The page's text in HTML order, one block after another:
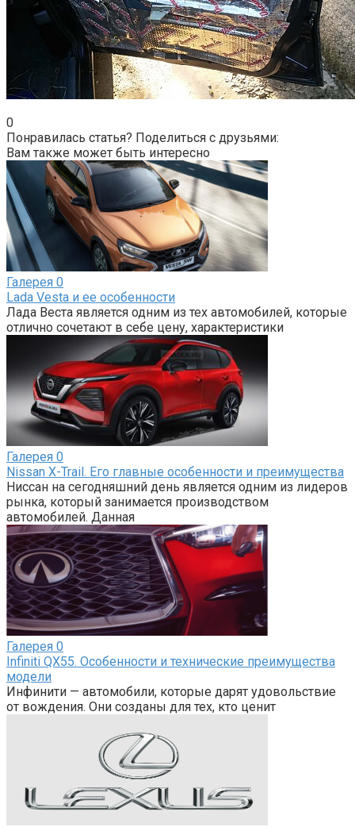
0
Понравилась статья? Поделиться с друзьями:
Вам также может быть интересно
Галерея 0
Lada Vesta и ее особенности
Лада Веста является одним из тех автомобилей, которые
отлично сочетают в себе цену, характеристики
Галерея 0
Nissan X-Trail. Его главные особенности и преимущества
Ниссан на сегодняшний день является одним из лидеров
рынка, который занимается производством
автомобилей. Данная
Галерея 0
Infiniti QX55. Особенности и технические преимущества
модели
Инфинити — автомобили, которые дарят удовольствие
от вождения. Они созданы для тех, кто ценит